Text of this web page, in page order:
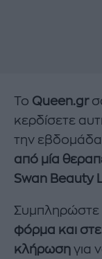
Το Queen.gr
κερδίσετε
την εβδομάδα
από μία
Swan Beauty
Συμπληρώστε
φόρμα και
κλήρωση για